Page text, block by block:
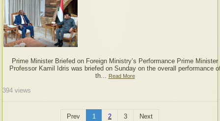
Prime Minister Briefed on Foreign Ministry’s Performance Prime Minister
Professor Kamil Idris was briefed on Sunday on the overall performance
th... Read More
394 views
Prev 1 2 3 Next